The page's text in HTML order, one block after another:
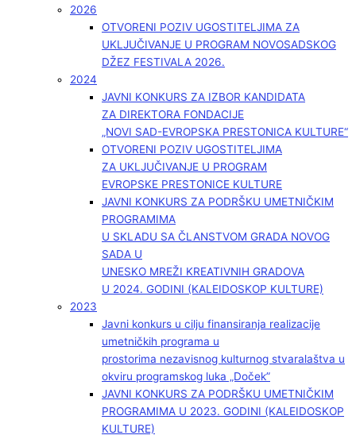
2026
OTVORENI POZIV UGOSTITELJIMA ZA
UKLJUČIVANJE U PROGRAM NOVOSADSKOG
DŽEZ FESTIVALA 2026.
2024
JAVNI KONKURS ZA IZBOR KANDIDATA
ZA DIREKTORA FONDACIJE
„NOVI SAD-EVROPSKA PRESTONICA KULTURE“
OTVORENI POZIV UGOSTITELJIMA
ZA UKLJUČIVANJE U PROGRAM
EVROPSKE PRESTONICE KULTURE
JAVNI KONKURS ZA PODRŠKU UMETNIČKIM
PROGRAMIMA
U SKLADU SA ČLANSTVOM GRADA NOVOG
SADA U
UNESKO MREŽI KREATIVNIH GRADOVA
U 2024. GODINI (KALEIDOSKOP KULTURE)
2023
Javni konkurs u cilju finansiranja realizacije
umetničkih programa u
prostorima nezavisnog kulturnog stvaralaštva u
okviru programskog luka „Doček”
JAVNI KONKURS ZA PODRŠKU UMETNIČKIM
PROGRAMIMA U 2023. GODINI (KALEIDOSKOP
KULTURE)